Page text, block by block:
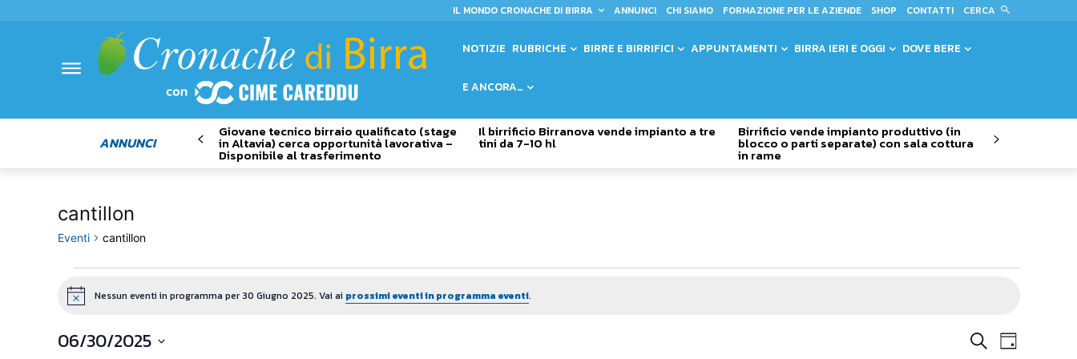
IL MONDO CRONACHE DI BIRRA ANNUNCI CHI SIAMO FORMAZIONE PER LE AZIENDE SHOP CONTATTI CERCA
NOTIZIE RUBRICHE BIRRE E BIRRIFICI APPUNTAMENTI BIRRA IERI E OGGI DOVE BERE
E ANCORA…
ANNUNCI
Giovane tecnico birraio qualificato (stage
in Altavia) cerca opportunità lavorativa –
Disponibile al trasferimento
Il birrificio Birranova vende impianto a tre
tini da 7-10 hl
Birrificio vende impianto produttivo (in
blocco o parti separate) con sala cottura
in rame
cantillon
Eventi cantillon
Eventi
for
30
NoticeNessun eventi in programma per 30 Giugno 2025. Vai ai prossimi eventi in programma eventi.
Eventi
CercaEvento
Giorno
06/30/2025